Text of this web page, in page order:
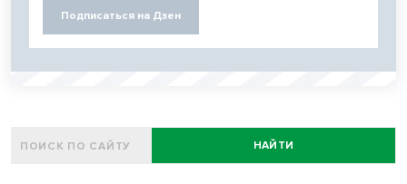
Подписаться на Дзен
НАЙТИ